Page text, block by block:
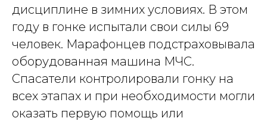
дисциплине в зимних условиях. В этом
году в гонке испытали свои силы 69
человек. Марафонцев подстраховывала
оборудованная машина МЧС.
Спасатели контролировали гонку на
всех этапах и при необходимости могли
оказать первую помощь или